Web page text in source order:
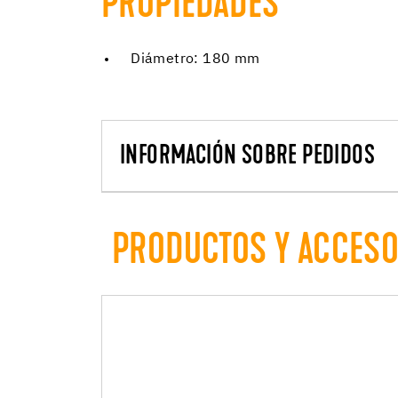
Diámetro: 180 mm
INFORMACIÓN SOBRE PEDIDOS
PRODUCTOS Y